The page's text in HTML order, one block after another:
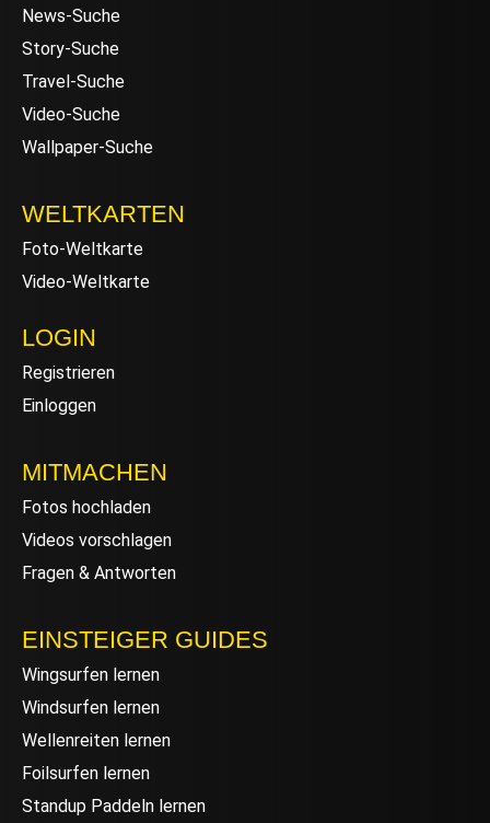
News-Suche
Story-Suche
Travel-Suche
Video-Suche
Wallpaper-Suche
WELTKARTEN
Foto-Weltkarte
Video-Weltkarte
LOGIN
Registrieren
Einloggen
MITMACHEN
Fotos hochladen
Videos vorschlagen
Fragen & Antworten
EINSTEIGER GUIDES
Wingsurfen lernen
Windsurfen lernen
Wellenreiten lernen
Foilsurfen lernen
Standup Paddeln lernen